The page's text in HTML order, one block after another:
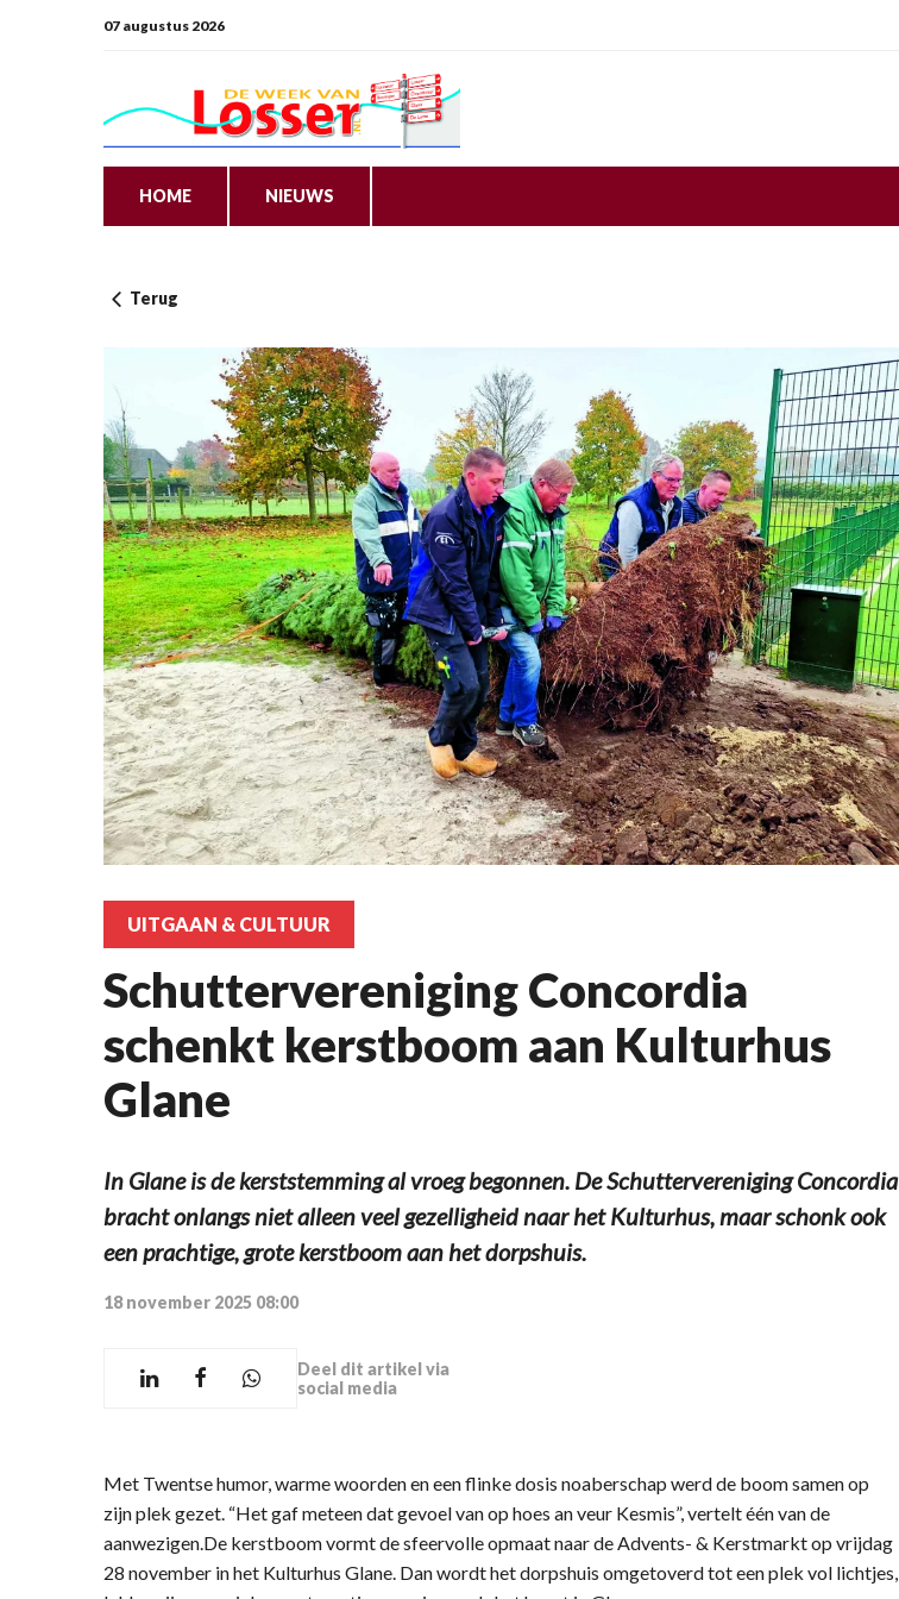
07 augustus 2026
HOME NIEUWS
Terug
UITGAAN & CULTUUR
Schuttervereniging Concordia
schenkt kerstboom aan Kulturhus
Glane
In Glane is de kerststemming al vroeg begonnen. De Schuttervereniging Concordia
bracht onlangs niet alleen veel gezelligheid naar het Kulturhus, maar schonk ook
een prachtige, grote kerstboom aan het dorpshuis.
18 november 2025 08:00
Deel dit artikel via
social media
Met Twentse humor, warme woorden en een flinke dosis noaberschap werd de boom samen op
zijn plek gezet. “Het gaf meteen dat gevoel van op hoes an veur Kesmis”, vertelt één van de
aanwezigen.De kerstboom vormt de sfeervolle opmaat naar de Advents- & Kerstmarkt op vrijdag
28 november in het Kulturhus Glane. Dan wordt het dorpshuis omgetoverd tot een plek vol lichtjes,